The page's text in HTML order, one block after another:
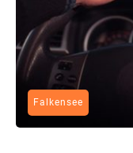
Falkensee